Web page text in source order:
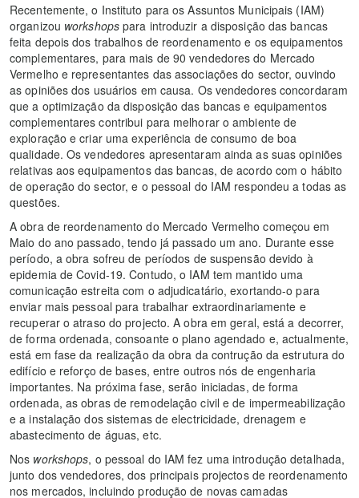
Recentemente, o Instituto para os Assuntos Municipais (IAM)
organizou workshops para introduzir a disposição das bancas
feita depois dos trabalhos de reordenamento e os equipamentos
complementares, para mais de 90 vendedores do Mercado
Vermelho e representantes das associações do sector, ouvindo
as opiniões dos usuários em causa. Os vendedores concordaram
que a optimização da disposição das bancas e equipamentos
complementares contribui para melhorar o ambiente de
exploração e criar uma experiência de consumo de boa
qualidade. Os vendedores apresentaram ainda as suas opiniões
relativas aos equipamentos das bancas, de acordo com o hábito
de operação do sector, e o pessoal do IAM respondeu a todas as
questões.
A obra de reordenamento do Mercado Vermelho começou em
Maio do ano passado, tendo já passado um ano. Durante esse
período, a obra sofreu de períodos de suspensão devido à
epidemia de Covid-19. Contudo, o IAM tem mantido uma
comunicação estreita com o adjudicatário, exortando-o para
enviar mais pessoal para trabalhar extraordinariamente e
recuperar o atraso do projecto. A obra em geral, está a decorrer,
de forma ordenada, consoante o plano agendado e, actualmente,
está em fase da realização da obra da contrução da estrutura do
edifício e reforço de bases, entre outros nós de engenharia
importantes. Na próxima fase, serão iniciadas, de forma
ordenada, as obras de remodelação civil e de impermeabilização
e a instalação dos sistemas de electricidade, drenagem e
abastecimento de águas, etc.
Nos workshops, o pessoal do IAM fez uma introdução detalhada,
junto dos vendedores, dos principais projectos de reordenamento
nos mercados, incluindo produção de novas camadas